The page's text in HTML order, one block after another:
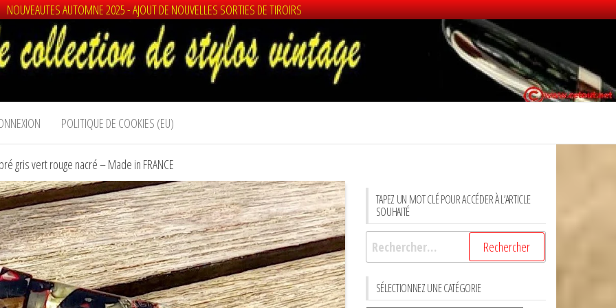
NOUVEAUTES AUTOMNE 2025 - AJOUT DE NOUVELLES SORTIES DE TIROIRS
POLITIQUE DE COOKIES (EU)
gris vert rouge nacré – Made in FRANCE
TAPEZ UN MOT CLÉ POUR ACCÉDER À L’ARTICLE
SOUHAITÉ
Rechercher :
SÉLECTIONNEZ UNE CATÉGORIE